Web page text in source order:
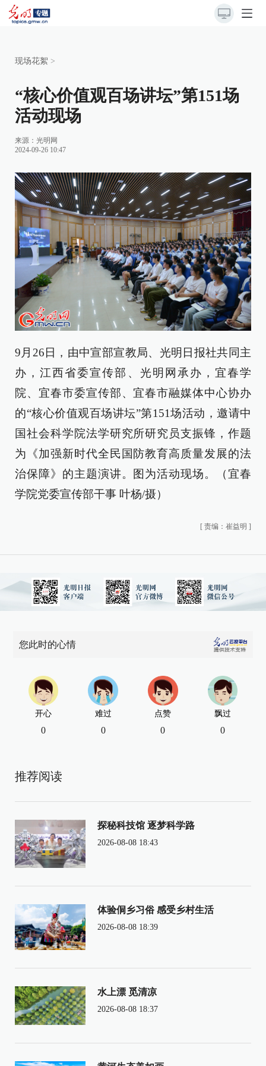
现场花絮 >
“核心价值观百场讲坛”第151场
活动现场
来源： 光明网
2024-09-26 10:47
9月26日，由中宣部宣教局、光明日报社共同主
办，江西省委宣传部、光明网承办，宜春学
院、宜春市委宣传部、宜春市融媒体中心协办
的“核心价值观百场讲坛”第151场活动，邀请中
国社会科学院法学研究所研究员支振锋，作题
为《加强新时代全民国防教育高质量发展的法
治保障》的主题演讲。图为活动现场。（宜春
学院党委宣传部干事 叶杨/摄）
[ 责编：崔益明 ]
您此时的心情
开心
0
难过
0
点赞
0
飘过
0
推荐阅读
探秘科技馆 逐梦科学路
2026-08-08 18:43
体验侗乡习俗 感受乡村生活
2026-08-08 18:39
水上漂 觅清凉
2026-08-08 18:37